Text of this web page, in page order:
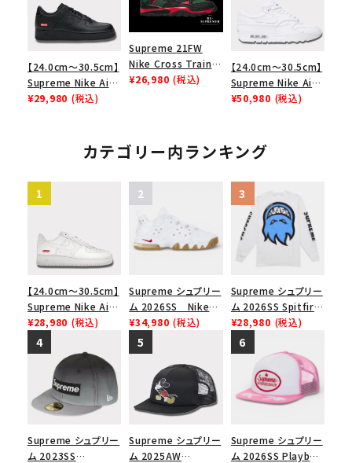
ワイト 白
エアフォース１スニー
カー シューズ ホワイ
ト
【24.0cm～30.5cm】
Supreme Nike Air
Force 1 Low シュプ
ューズ ブラック
¥29,980 (税込)
Supreme 21FW
Nike Cross Trainer
Low ナイキクロスト
¥26,980 (税込)
【24.0cm～30.5cm】
Supreme Nike Air
Max 1 '87 SP シュプ
¥50,980 (税込)
カテゴリー内ランキング
【24.0cm～30.5cm】
Supreme Nike Air
Force 1 Low シュプ
リーム ナイキエアフォ
ース１スニーカー シ
ューズ ホワイト
¥28,980 (税込)
Supreme シュプリー
ム 2026SS Nike
SB Air Max 2 CB 94
Low SP ナイキ SB
エアマックス2 CB 94
ロー SP ホワイト
¥34,980 (税込)
Supreme シュプリー
ム 2026SS Spitfire
L/S Tee スピットファ
イア ロングスリーブ
Tシャツ ホワイト
¥28,980 (税込)
Supreme シュプリー
ム 2023SS
Supreme シュプリー
ム 2025AW
Supreme シュプリー
ム 2026SS Playboy